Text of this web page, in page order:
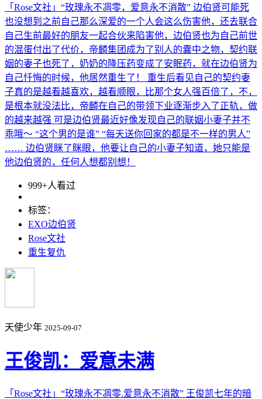
「Rose文社」“玫瑰永不凋零，爱意永不消散” 边伯贤可能死
也没想到之前自己那么深爱的一个人会这么伤害他，还去联合
自己生前最好的朋友一起合伙来陷害他，边伯贤也为自己前世
的混蛋付出了代价，帝麟集团成为了别人的囊中之物，契约联
姻的妻子也死了，奶奶的降压药变成了安眠药，就在边伯贤为
自己忏悔的时候，他居然重生了！ 重生后看见自己的契约妻
子真的是越看越喜欢，越看顺眼，比那个女人强百倍了，不，
是根本就没法比，帝麟在自己的带领下业逐渐步入了正轨，做
的越来越强 可是边伯贤最近好像发现自己的联姻小妻子并不
乖哦～ “这个男的是谁” “每天送你回家的都是不一样的男人”
…… 边伯贤眯了眯眼，他要让自己的小妻子知道，她只能是
他边伯贤的，任何人想都别想！
999+人看过
标签：
EXO边伯贤
Rose文社
重生复仇
天使少年 2025-09-07
王俊凯：爱意未满
「Rose文社」“玫瑰永不凋零.爱意永不消散” 王俊凯七年的暗